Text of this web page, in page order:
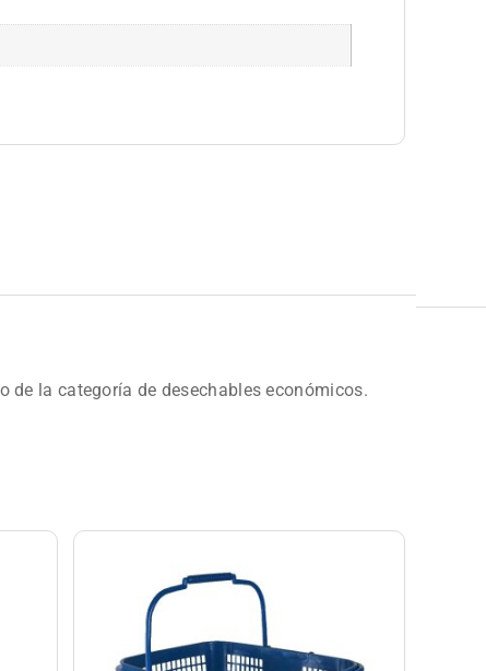
la categoría de desechables económicos.